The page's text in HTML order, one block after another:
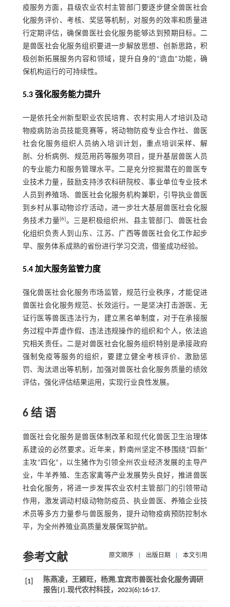
疫服务方面，县级农业农村主管部门要逐步健全兽医社会
化服务评价、考核、奖惩等机制，对服务的效率和质量进
行定期评估，确保兽医社会化服务能够达到预期目标。二
是兽医社会化服务组织要进一步解放思想、创新思路，积
极创新拓展服务内容和领域，提升自身的“造血”功能，确
保机构运行的可持续性。
5.3 强化服务能力提升
一是依托全州新型职业农民培育、农村实用人才培训及动
物疫病防治员技能竞赛等，将动物防疫专业合作社、兽医
社会化服务组织人员纳入培训计划，重点培训采样、解
剖、分析病例、规范用药等服务项目，提升基层兽医人员
的专业能力和服务管理水平。二是充分挖掘潜在的兽医专
业技术力量，鼓励支持涉农科研院校、事业单位专业技术
人员到养殖场、兽医社会化服务机构兼职，引导执业兽医
到乡村从事动物诊疗活动，进一步壮大基层兽医社会化服
务技术力量[6]。三是积极组织州、县主管部门、兽医社会
化组织负责人到山东、江苏、广西等兽医社会化工作起步
早、服务体系成熟的省份进行学习交流，借鉴成功经验。
5.4 加大服务监管力度
强化兽医社会化服务市场监管，规范行业秩序，才能促进
兽医社会化服务规范、长效运行。一是坚决打击游医、无
证行医等兽医违法行为，建立黑名单制度，对于在承接服
务过程中弄虚作假、违法违规操作的组织和个人，依法追
究相关责任。二是对兽医社会化服务组织特别是承接政府
强制免疫等服务的组织，要建立健全考核评价、激励惩
罚、淘汰退出等机制，加强对兽医社会化服务质量的绩效
评估，强化评估结果运用，实现行业良性发展。
6 结 语
兽医社会化服务是兽医体制改革和现代化兽医卫生治理体
系建设的必然要求。近年来，黔南州坚定不移围绕“四新”
主攻“四化”，以生猪作为引领全州农业经济发展的主导产
业，牛羊养殖、生态家禽等产业发展势头良好，推进兽医
社会化服务，将进一步发挥农业农村主管部门的引领带动
作用，激发调动村级动物防疫员、执业兽医、养殖企业技
术员等多方力量参与兽医服务，提升动物疫病预防控制水
平，为全州养殖业高质量发展保驾护航。
参考文献 原文顺序 出版日期 本文引用
[1]
陈燕凌，王颍旺，杨溯,宜宾市兽医社会化服务调研
报告[J].现代农村科技， 2023(6):16-17.